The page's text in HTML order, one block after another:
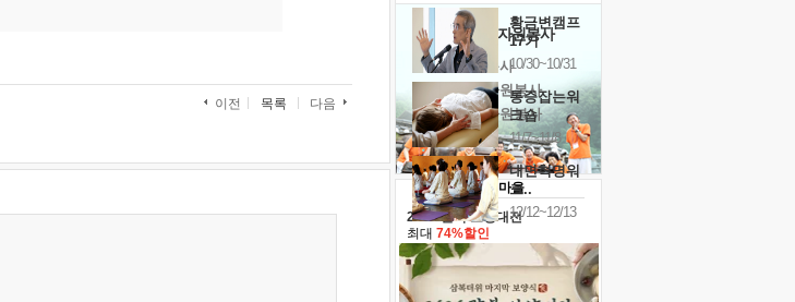
이전 목록 다음
황금변캠프
17기
10/30~10/31
통증잡는워
크숍
11/7~11/8
내면혁명워
크..
12/12~12/13
'옹달샘의 꽃' 자원봉사
· 청년 자원봉사
· 금빛청년 자원봉사
· 음식연구 자원봉사
2026 말복 보양대전
최대 74%할인